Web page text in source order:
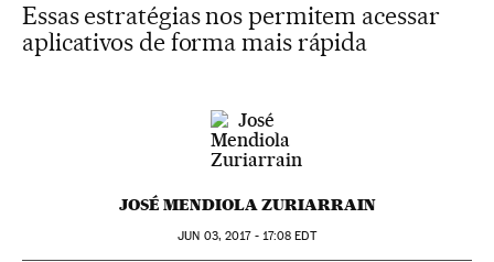
Essas estratégias nos permitem acessar
aplicativos de forma mais rápida
JOSÉ MENDIOLA ZURIARRAIN
JUN 03, 2017 - 17:08 EDT